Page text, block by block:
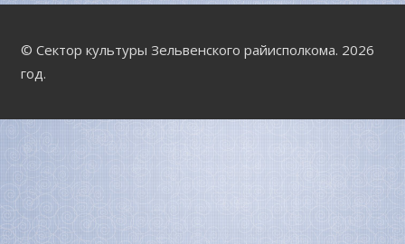
© Сектор культуры Зельвенского райисполкома. 2026
год.